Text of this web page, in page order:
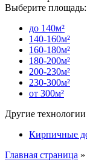
Выберите площадь:
до 140м²
140-160м²
160-180м²
180-200м²
200-230м²
230-300м²
от 300м²
Другие технологии
Кирпичные
Главная страница »